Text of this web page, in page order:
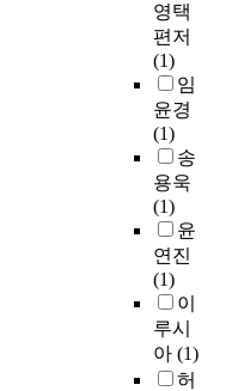
영택
편저
(1)
임
윤경
(1)
송
용욱
(1)
윤
연진
(1)
이
루시
아 (1)
허